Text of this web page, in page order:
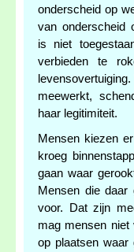
onderscheid op
van onderscheid
is niet
verbieden te
meewerkt,
haar legitimiteit.
Mensen kiezen
kroeg
gaan waar
Mensen die
voor. Dat zijn
mag mensen
op plaatsen waar